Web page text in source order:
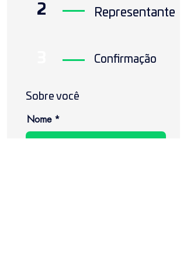
2 Representante
Confirmação
Sobre você
Nome